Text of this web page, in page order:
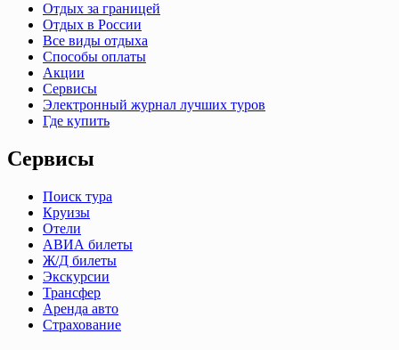
Отдых за границей
Отдых в России
Все виды отдыха
Способы оплаты
Акции
Сервисы
Электронный журнал лучших туров
Где купить
Сервисы
Поиск тура
Круизы
Отели
АВИА билеты
Ж/Д билеты
Экскурсии
Трансфер
Аренда авто
Страхование